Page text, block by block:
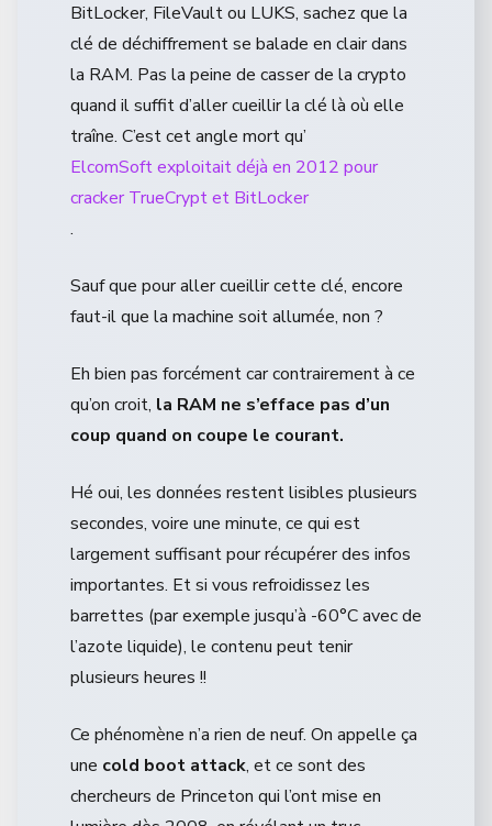
BitLocker, FileVault ou LUKS, sachez que la
clé de déchiffrement se balade en clair dans
la RAM. Pas la peine de casser de la crypto
quand il suffit d’aller cueillir la clé là où elle
traîne. C’est cet angle mort qu’
ElcomSoft exploitait déjà en 2012 pour
cracker TrueCrypt et BitLocker
.
Sauf que pour aller cueillir cette clé, encore
faut-il que la machine soit allumée, non ?
Eh bien pas forcément car contrairement à ce
qu’on croit, la RAM ne s’efface pas d’un
coup quand on coupe le courant.
Hé oui, les données restent lisibles plusieurs
secondes, voire une minute, ce qui est
largement suffisant pour récupérer des infos
importantes. Et si vous refroidissez les
barrettes (par exemple jusqu’à -60°C avec de
l’azote liquide), le contenu peut tenir
plusieurs heures !!
Ce phénomène n’a rien de neuf. On appelle ça
une cold boot attack, et ce sont des
chercheurs de Princeton qui l’ont mise en